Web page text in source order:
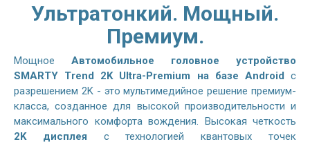
Ультратонкий. Мощный.
Премиум.
Мощное Автомобильное головное устройство
SMARTY Trend 2K Ultra-Premium на базе Android с
разрешением 2K - это мультимедийное решение премиум-
класса, созданное для высокой производительности и
максимального комфорта вождения. Высокая четкость
2K дисплея с технологией квантовых точек